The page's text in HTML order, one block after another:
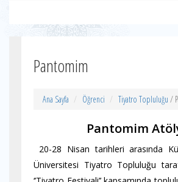
Pantomim
Ana Sayfa Öğrenci Tiyatro Topluluğu /
Pantomim
20-28 Nisan tarihleri arasında
Üniversitesi Tiyatro Topluluğu